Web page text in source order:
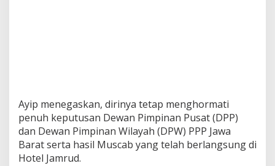
Ayip menegaskan, dirinya tetap menghormati
penuh keputusan Dewan Pimpinan Pusat (DPP)
dan Dewan Pimpinan Wilayah (DPW) PPP Jawa
Barat serta hasil Muscab yang telah berlangsung di
Hotel Jamrud.